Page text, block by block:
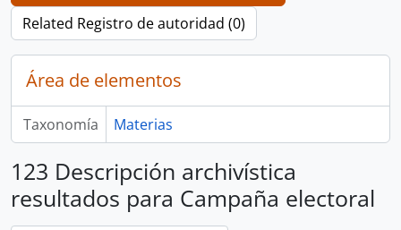
Related Registro de autoridad (0)
Área de elementos
Taxonomía Materias
123 Descripción archivística
resultados para Campaña electoral